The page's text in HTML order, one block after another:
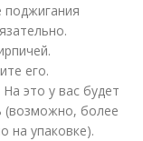
поджигания
его.
это у вас будет
(возможно, более
на упаковке).